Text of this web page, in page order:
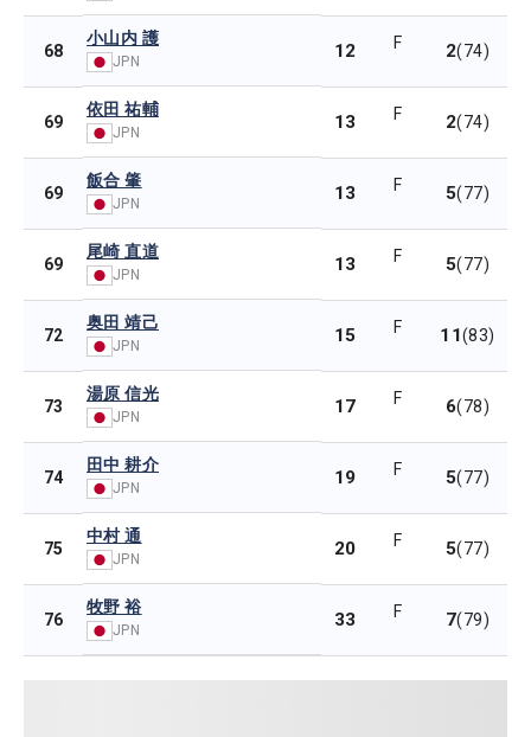
68
小山内 護
JPN 12 F 2(74)
69
依田 祐輔
JPN 13 F 2(74)
69
飯合 肇
JPN 13 F 5(77)
69
尾崎 直道
JPN 13 F 5(77)
72
奥田 靖己
JPN 15 F 11(83)
73
湯原 信光
JPN 17 F 6(78)
74
田中 耕介
JPN 19 F 5(77)
75
中村 通
JPN 20 F 5(77)
76
牧野 裕
JPN 33 F 7(79)